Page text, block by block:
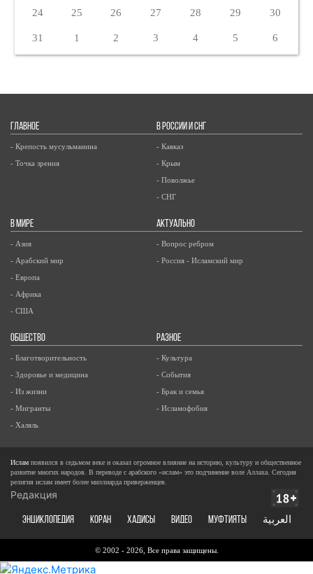
24 25 26 27 28 29 30
31 1 2 3 4 5 6
ГЛАВНОЕ
- Крепость мусульманина
- Точка зрения
В РОССИИ И СНГ
- Кавказ
- Крым
- Поволжье
- СНГ
В МИРЕ
- Азия
- Арабский мир
- Европа
- Африка
- США
АКТУАЛЬНО
- Вопрос ребром
- Россия - Исламский мир
ОБЩЕСТВО
- Благотворительность
- Здоровье и медицина
- Из жизни
- Мигранты
- Халяль
РАЗНОЕ
- Культура
- События
- Брак и семья
- Исламофобия
Ислам появился в седьмом веке и оказал огромное влияние на историю, культуру и общественное
развитие многих народов. В переводе с арабского «ислам» это подчинение воле Аллаха. Сегодня
религия ислам имеет более миллиарда приверженцев.
Редакция
ЭНЦИКЛОПЕДИЯ КОРАН ХАДИСЫ ВИДЕО Муфтияты العربية
© 2002 - 2026, Все права защищены.